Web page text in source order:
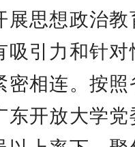
展思想政治
吸引力和针
密相连。按
东开放大学